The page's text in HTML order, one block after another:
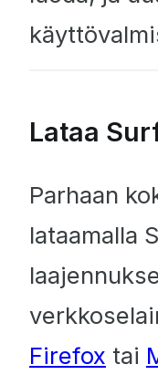
Lataa
Parhaan
lataamalla
Firefox tai